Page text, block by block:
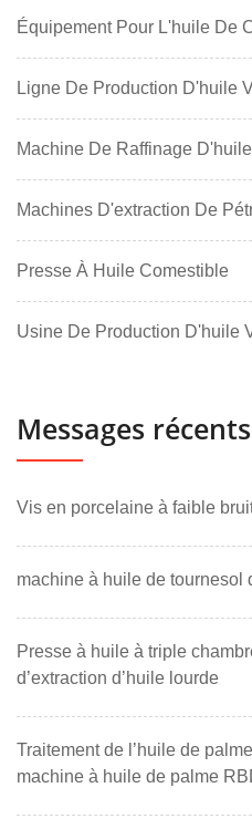
Équipement Pour L'huile De
Ligne De Production D'huile
Machine De Raffinage
Machines D'extraction De
Presse À Huile Comestible
Usine De Production D'huile
Messages récents
Vis en porcelaine à faible
machine à huile de tournesol
Presse à huile à triple
d’extraction d’huile lourde
Traitement de l’huile de
machine à huile de palme